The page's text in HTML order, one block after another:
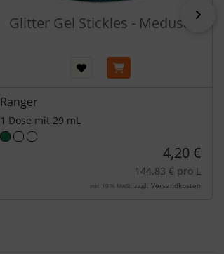
Glitter Gel Stickles - Medusa
Ranger
1 Dose mit 29 mL
4,20 €
144,83 € pro L
inkl. 19 % MwSt. zzgl. Versandkosten